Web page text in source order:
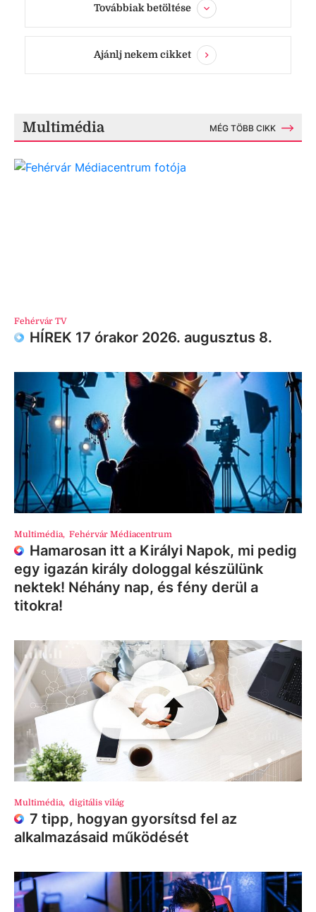
Továbbiak betöltése
Ajánlj nekem cikket
Multimédia MÉG TÖBB CIKK
Fehérvár TV
HÍREK 17 órakor 2026. augusztus 8.
Multimédia, Fehérvár Médiacentrum
Hamarosan itt a Királyi Napok, mi pedig
egy igazán király dologgal készülünk
nektek! Néhány nap, és fény derül a
titokra!
Multimédia, digitális világ
7 tipp, hogyan gyorsítsd fel az
alkalmazásaid működését